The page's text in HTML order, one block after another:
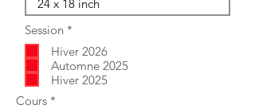
Session *
l
i
g
a
Hiver 2026
Automne 2025
Hiver 2025
Cours *